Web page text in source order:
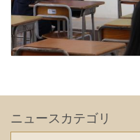
ニュースカテゴリ